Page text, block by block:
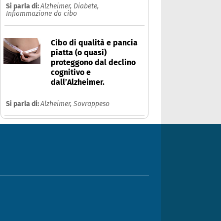
Si parla di:Alzheimer, Diabete,
Infiammazione da cibo
Cibo di qualità e pancia
piatta (o quasi)
proteggono dal declino
cognitivo e
dall’Alzheimer.
Si parla di:Alzheimer, Sovrappeso